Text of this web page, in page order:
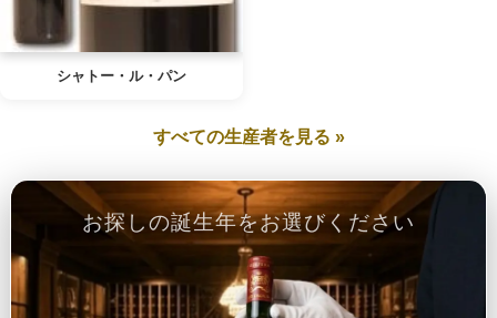
シャトー・ル・パン
すべての生産者を見る »
お探しの誕生年をお選びください